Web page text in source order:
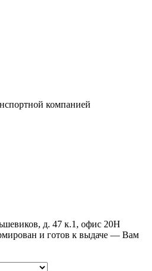
компанией
д. 47 к.1, офис 20Н
и готов к выдаче — Вам